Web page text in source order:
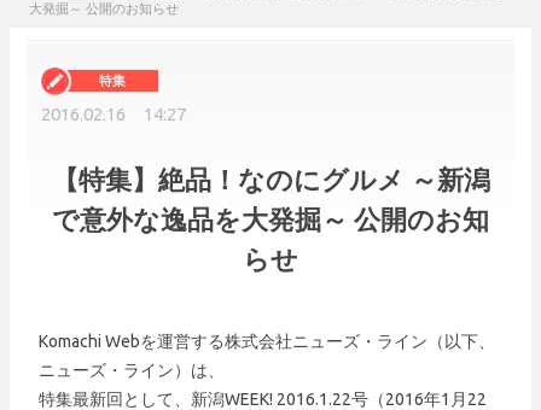
大発掘～ 公開のお知らせ
2016.02.16 14:27
【特集】絶品！なのにグルメ ～新潟
で意外な逸品を大発掘～ 公開のお知
らせ
Komachi Webを運営する株式会社ニューズ・ライン（以下、
ニューズ・ライン）は、
特集最新回として、新潟WEEK! 2016.1.22号（2016年1月22